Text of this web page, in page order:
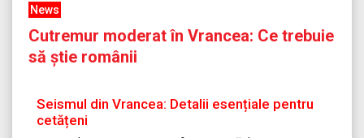
News
Cutremur moderat în Vrancea: Ce trebuie
să știe românii
Seismul din Vrancea: Detalii esențiale pentru
cetățeni